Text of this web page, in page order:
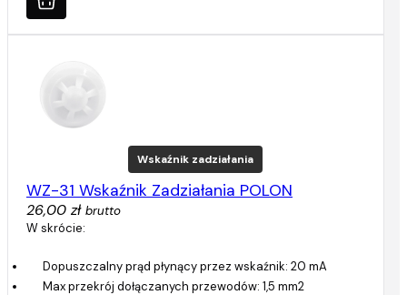
Wskaźnik zadziałania
WZ-31 Wskaźnik Zadziałania POLON
26,00 zł brutto
W skrócie:
Dopuszczalny prąd płynący przez wskaźnik: 20 mA
Max przekrój dołączanych przewodów: 1,5 mm2